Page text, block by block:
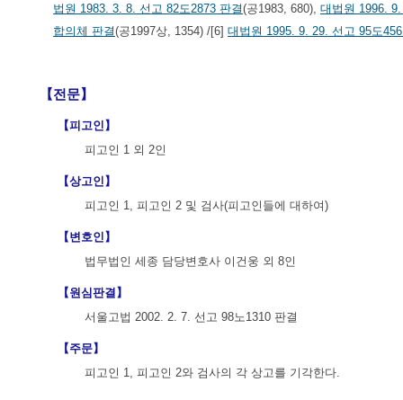
법원 1983. 3. 8. 선고 82도2873 판결(공1983, 680), 대법원 1996.
합의체 판결(공1997상, 1354) /[6] 대법원 1995. 9. 29. 선고 95도
【전문】
【피고인】
피고인 1 외 2인
【상고인】
피고인 1, 피고인 2 및 검사(피고인들에 대하여)
【변호인】
법무법인 세종 담당변호사 이건웅 외 8인
【원심판결】
서울고법 2002. 2. 7. 선고 98노1310 판결
【주문】
피고인 1, 피고인 2와 검사의 각 상고를 기각한다.